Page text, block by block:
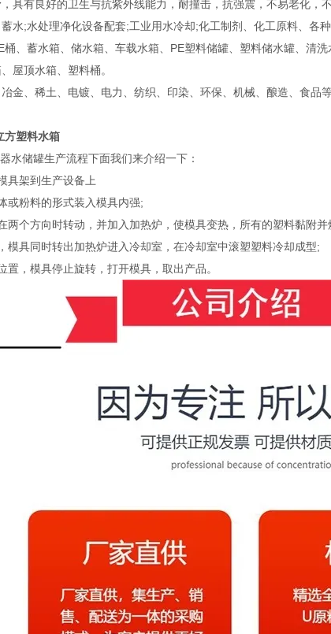
具有良好的卫生与抗紫外线能力，耐撞击，抗强震，不易老化，
水;水处理净化设备配套;工业用水冷却;化工制剂、化工原料、各种
、蓄水箱、储水箱、车载水箱、PE塑料储罐、塑料储水罐、清
屋顶水箱、塑料桶。
金、稀土、电镀、电力、纺织、印染、环保、机械、酿造、食品等
方塑料水箱
水储罐生产流程下面我们来介绍一下：
具架到生产设备上
或粉料的形式装入模具内强;
两个方向时转动，并加入加热炉，使模具变热，所有的塑料黏附
模具同时转出加热炉进入冷却室，在冷却室中滚塑塑料冷却成型;
，模具停止旋转，打开模具，取出产品。